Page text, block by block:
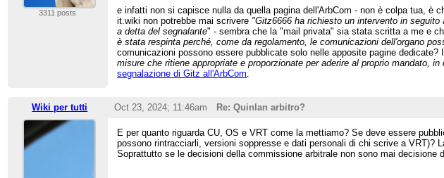
3311 posts
e infatti non si capisce nulla da quella pagina dell'ArbCom - non è colpa tua, è
it.wiki non potrebbe mai scrivere "Gitz6666 ha richiesto un intervento in
a detta del segnalante" - sembra che la "mail privata" sia stata scritta a me e
è stata respinta perché, come da regolamento, le comunicazioni dell'organo
comunicazioni possono essere pubblicate solo nelle apposite pagine dedicate?
misure che ritiene appropriate e proporzionate per aderire al proprio mandato,
segnalazione di Gitz all'ArbCom
Wiki per tutti Oct 23, 2024; 11:46am Re: Quinlan arbitro?
E per quanto riguarda CU, OS e VRT come la mettiamo? Se deve essere
possono rintracciarli, versioni soppresse e dati personali di chi scrive a VRT)?
Soprattutto se le decisioni della commissione arbitrale non sono mai decisione